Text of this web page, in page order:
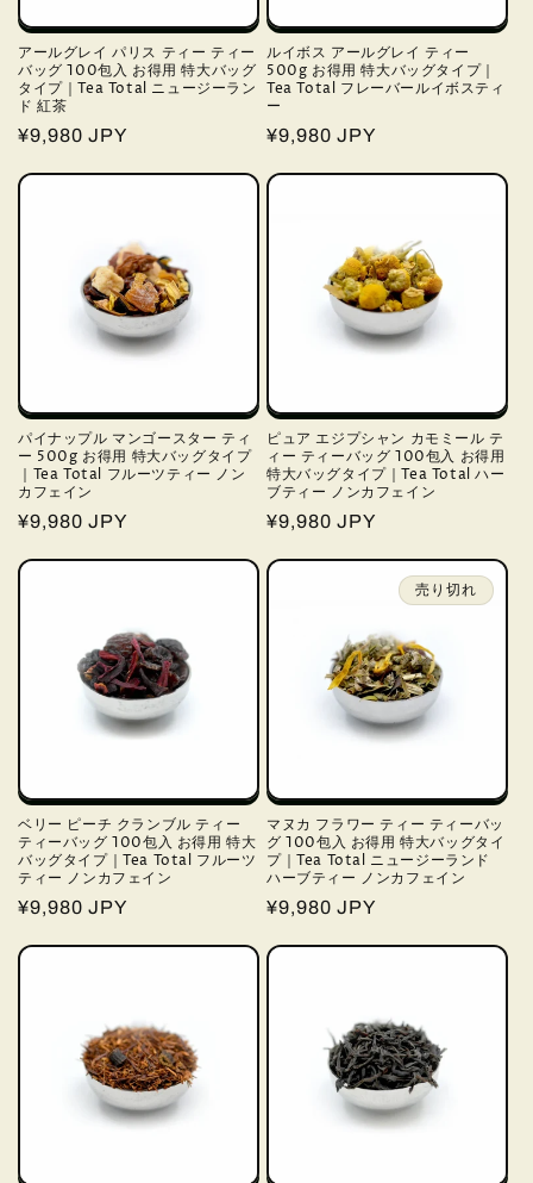
アールグレイ パリス ティー ティー
バッグ 100包入 お得用 特大バッグ
タイプ｜Tea Total ニュージーラン
ド 紅茶
通
価
¥9,980 JPY
ルイボス アールグレイ ティー
500g お得用 特大バッグタイプ｜
Tea Total フレーバールイボスティ
ー
通
価
¥9,980 JPY
パイナップル マンゴースター ティ
ー 500g お得用 特大バッグタイプ
｜Tea Total フルーツティー ノン
カフェイン
通
価
¥9,980 JPY
ピュア エジプシャン カモミール テ
ィー ティーバッグ 100包入 お得用
特大バッグタイプ｜Tea Total ハー
ブティー ノンカフェイン
通
価
¥9,980 JPY
ベリー ピーチ クランブル ティー
ティーバッグ 100包入 お得用 特大
バッグタイプ｜Tea Total フルーツ
ティー ノンカフェイン
通
価
¥9,980 JPY
売り切れ
マヌカ フラワー ティー ティーバッ
グ 100包入 お得用 特大バッグタイ
プ｜Tea Total ニュージーランド
ハーブティー ノンカフェイン
通
価
¥9,980 JPY